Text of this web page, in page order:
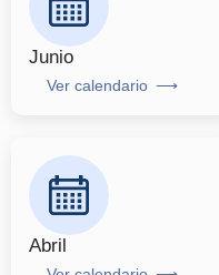
Junio
Ver calendario
Abril